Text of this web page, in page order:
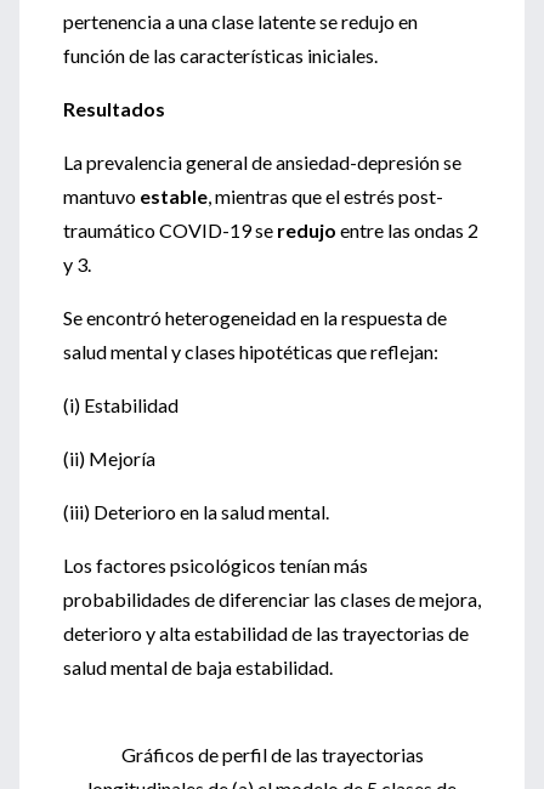
pertenencia a una clase latente se redujo en
función de las características iniciales.
Resultados
La prevalencia general de ansiedad-depresión se
mantuvo estable, mientras que el estrés post-
traumático COVID-19 se redujo entre las ondas 2
y 3.
Se encontró heterogeneidad en la respuesta de
salud mental y clases hipotéticas que reflejan:
(i) Estabilidad
(ii) Mejoría
(iii) Deterioro en la salud mental.
Los factores psicológicos tenían más
probabilidades de diferenciar las clases de mejora,
deterioro y alta estabilidad de las trayectorias de
salud mental de baja estabilidad.
Gráficos de perfil de las trayectorias